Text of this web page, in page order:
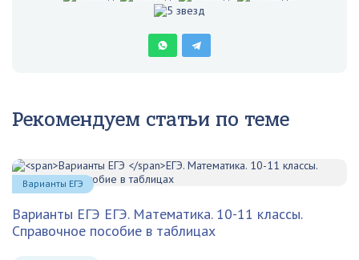
Рекомендуем статьи по теме
Варианты ЕГЭ ЕГЭ. Математика. 10-11 классы.
Справочное пособие в таблицах
Варианты ЕГЭ